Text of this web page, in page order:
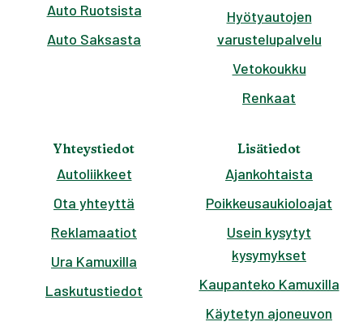
Auto Ruotsista
Auto Saksasta
Hyötyautojen
varustelupalvelu
Vetokoukku
Renkaat
Yhteystiedot
Autoliikkeet
Ota yhteyttä
Reklamaatiot
Ura Kamuxilla
Laskutustiedot
Lisätiedot
Ajankohtaista
Poikkeusaukioloajat
Usein kysytyt
kysymykset
Kaupanteko Kamuxilla
Käytetyn ajoneuvon